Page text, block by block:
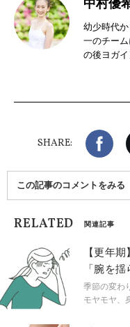
中村優
幼少時代
一のチー
の後ヨガ
企業ヨガ
使い方な
スン"効果
SHARE:
この記事のコメントをみる
RELATED 関連記事
【更年
「腕を
う【スワ
季節の変わ
モヤモヤ、